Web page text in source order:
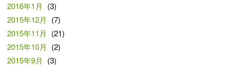
2016年1月
(3)
2015年12月
(7)
2015年11月
(21)
2015年10月
(2)
2015年9月
(3)